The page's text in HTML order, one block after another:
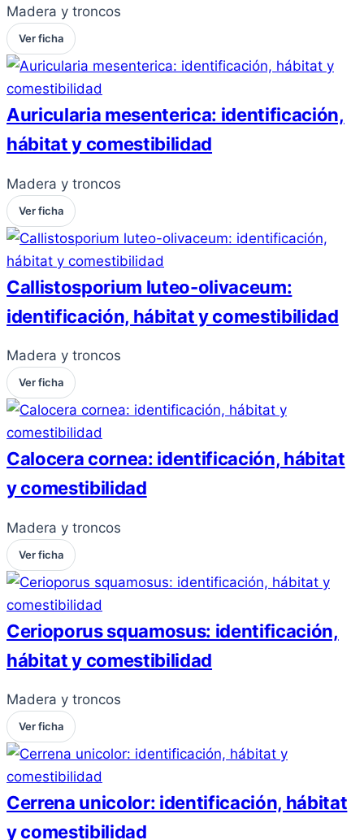
Madera y troncos
Ver ficha
Auricularia mesenterica: identificación,
hábitat y comestibilidad
Madera y troncos
Ver ficha
Callistosporium luteo-olivaceum:
identificación, hábitat y comestibilidad
Madera y troncos
Ver ficha
Calocera cornea: identificación, hábitat
y comestibilidad
Madera y troncos
Ver ficha
Cerioporus squamosus: identificación,
hábitat y comestibilidad
Madera y troncos
Ver ficha
Cerrena unicolor: identificación, hábitat
y comestibilidad